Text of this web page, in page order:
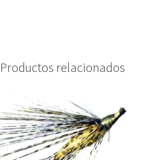
Productos relacionados